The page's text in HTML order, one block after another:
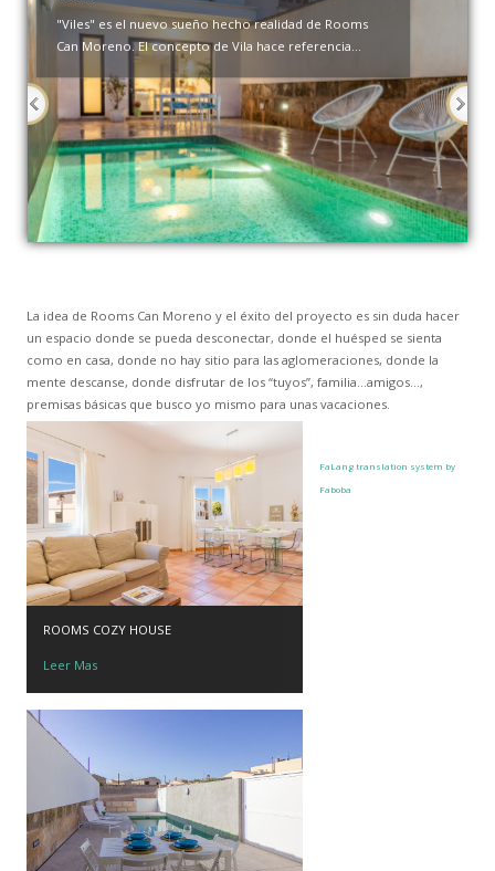
"Viles" es el nuevo sueño hecho realidad de Rooms
Can Moreno. El concepto de Vila hace referencia...
La idea de Rooms Can Moreno y el éxito del proyecto es sin duda hacer
un espacio donde se pueda desconectar, donde el huésped se sienta
como en casa, donde no hay sitio para las aglomeraciones, donde la
mente descanse, donde disfrutar de los “tuyos”, familia…amigos…,
premisas básicas que busco yo mismo para unas vacaciones.
ROOMS COZY HOUSE
Leer Mas
FaLang translation system by
Faboba